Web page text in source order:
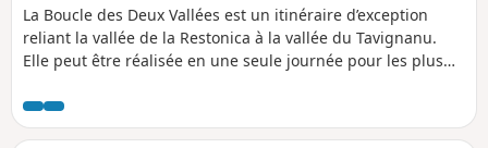
La Boucle des Deux Vallées est un itinéraire d’exception
reliant la vallée de la Restonica à la vallée du Tavignanu.
Elle peut être réalisée en une seule journée pour les plus
au refuge de A Sega.